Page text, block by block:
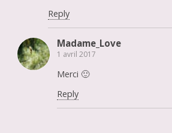
Reply
Madame_Love
1 avril 2017
Merci 🙂
Reply